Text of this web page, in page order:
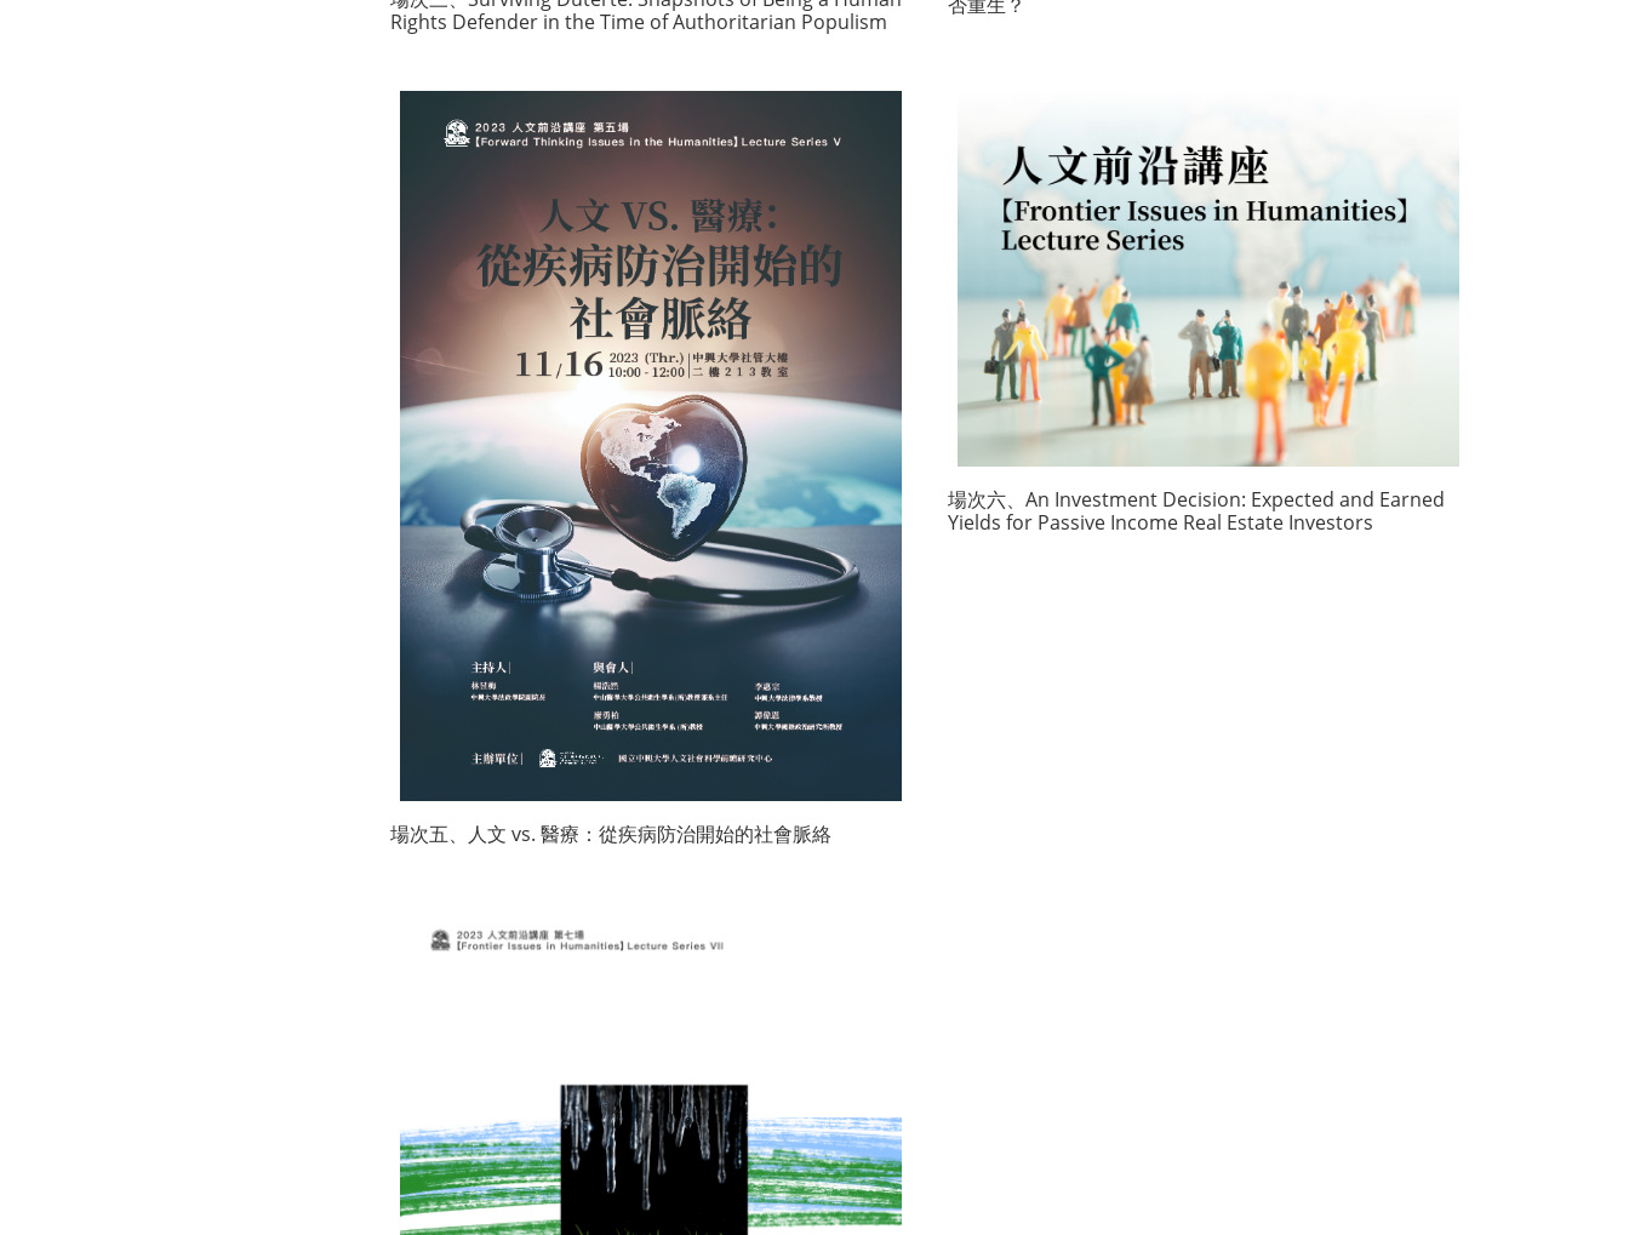
Rights Defender in the Time of Authoritarian Populism
場次五、人文 vs. 醫療：從疾病防治開始的社會脈絡
場次六、An Investment Decision: Expected and Earned
Yields for Passive Income Real Estate Investors